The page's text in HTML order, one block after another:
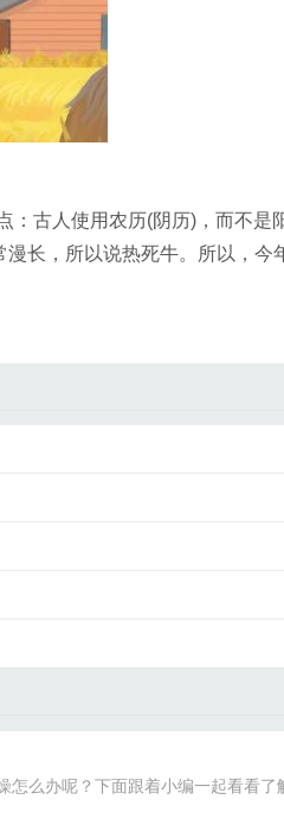
古人使用农历(阴历)，而不是
长，所以说热死牛。所以，今
么办呢？下面跟着小编一起看看了